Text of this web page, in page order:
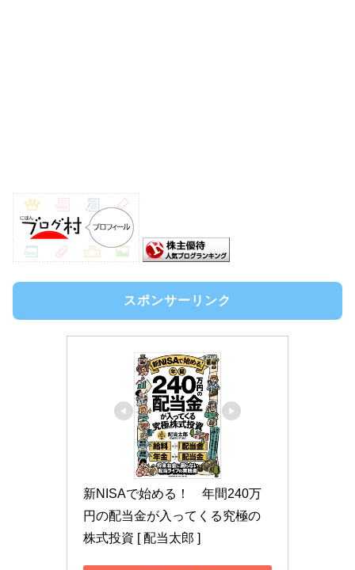
スポンサーリンク
新NISAで始める！　年間240万
円の配当金が入ってくる究極の
株式投資 [ 配当太郎 ]